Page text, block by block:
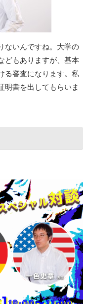
ないんですね。大学の
どもありますが、基本
る審査になります。私
明書を出してもらいま